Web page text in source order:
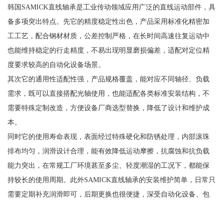
韩国SAMICK直线轴承是工业传动领域应用广泛的直线运动部件，具
备多项突出特点。先它的精度稳定性出色，产品采用标准化精密加
工工艺，配合钢材材质，公差控制严格，在长时间高速往复运动中
也能维持稳定的行走精度，不易出现明显磨损偏差，适配对定位精
度要求较高的自动化设备场景。
其次它的通用性适配性强，产品规格覆盖，能对应不同轴径、负载
需求，既可以直接搭配光轴使用，也能适配各类标准安装结构，不
需要特殊定制改造，方便设备厂商选型替换，降低了设计和维护成
本。
同时它的使用寿命表现，表面经过特殊硬化和防锈处理，内部滚珠
排布均匀，润滑设计合理，能有效降低运动摩擦，抗腐蚀和抗负载
能力突出，在常规工厂环境甚至多尘、轻度潮湿的工况下，都能保
持较长的使用周期。此外SAMICK直线轴承的安装维护简单，日常只
需要定期补充润滑即可，后期更换也很便捷，深受自动化设备、包